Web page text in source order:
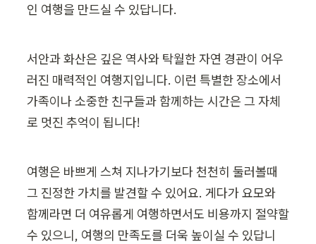
인 여행을 만드실 수 있답니다.
서안과 화산은 깊은 역사와 탁월한 자연 경관이 어우
러진 매력적인 여행지입니다. 이런 특별한 장소에서
가족이나 소중한 친구들과 함께하는 시간은 그 자체
로 멋진 추억이 됩니다!
여행은 바쁘게 스쳐 지나가기보다 천천히 둘러볼때
그 진정한 가치를 발견할 수 있어요. 게다가 요모와
함께라면 더 여유롭게 여행하면서도 비용까지 절약할
수 있으니, 여행의 만족도를 더욱 높이실 수 있답니